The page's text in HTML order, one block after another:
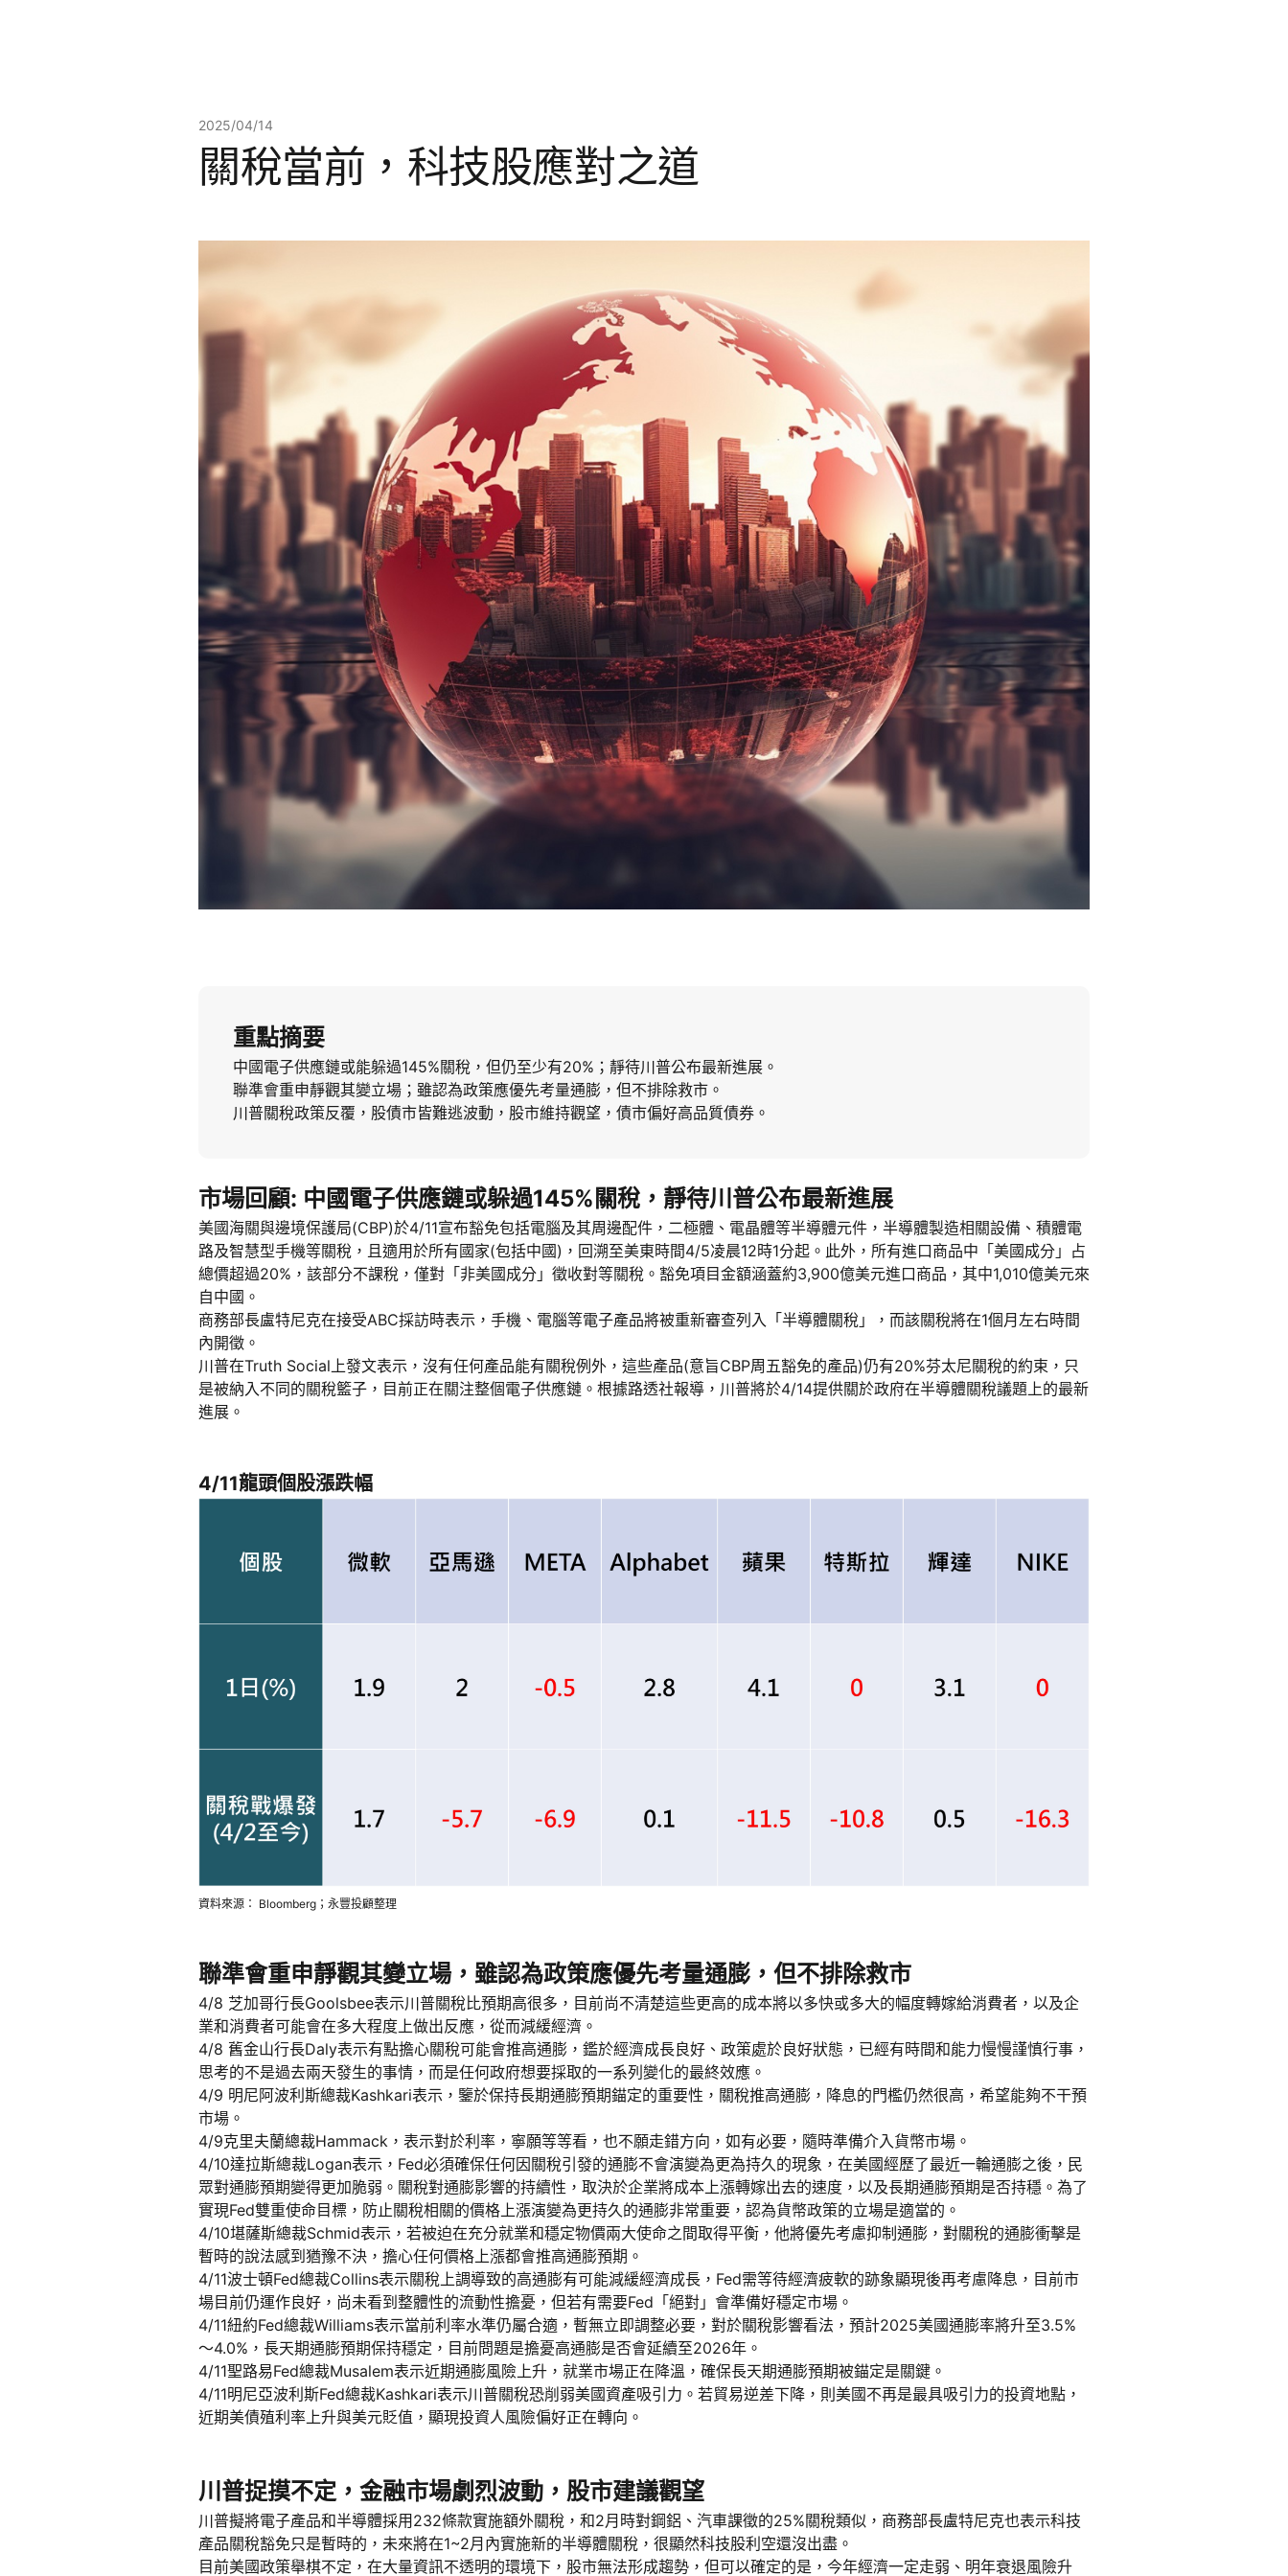
2025/04/14
關稅當前，科技股應對之道
重點摘要
中國電子供應鏈或能躲過145%關稅，但仍至少有20%；靜待川普公布最新進展。
聯準會重申靜觀其變立場；雖認為政策應優先考量通膨，但不排除救市。
川普關稅政策反覆，股債市皆難逃波動，股市維持觀望，債市偏好高品質債券。
市場回顧: 中國電子供應鏈或躲過145%關稅，靜待川普公布最新進展
美國海關與邊境保護局(CBP)於4/11宣布豁免包括電腦及其周邊配件，二極體、電晶體等半導體元件，半導體製造相關設備、積體電
路及智慧型手機等關稅，且適用於所有國家(包括中國)，回溯至美東時間4/5凌晨12時1分起。此外，所有進口商品中「美國成分」占
總價超過20%，該部分不課稅，僅對「非美國成分」徵收對等關稅。豁免項目金額涵蓋約3,900億美元進口商品，其中1,010億美元來
自中國。
商務部長盧特尼克在接受ABC採訪時表示，手機、電腦等電子產品將被重新審查列入「半導體關稅」，而該關稅將在1個月左右時間
內開徵。
川普在Truth Social上發文表示，沒有任何產品能有關稅例外，這些產品(意旨CBP周五豁免的產品)仍有20%芬太尼關稅的約束，只
是被納入不同的關稅籃子，目前正在關注整個電子供應鏈。根據路透社報導，川普將於4/14提供關於政府在半導體關稅議題上的最新
進展。
4/11龍頭個股漲跌幅
資料來源： Bloomberg；永豐投顧整理
聯準會重申靜觀其變立場，雖認為政策應優先考量通膨，但不排除救市
4/8 芝加哥行長Goolsbee表示川普關稅比預期高很多，目前尚不清楚這些更高的成本將以多快或多大的幅度轉嫁給消費者，以及企
業和消費者可能會在多大程度上做出反應，從而減緩經濟。
4/8 舊金山行長Daly表示有點擔心關稅可能會推高通膨，鑑於經濟成長良好、政策處於良好狀態，已經有時間和能力慢慢謹慎行事，
思考的不是過去兩天發生的事情，而是任何政府想要採取的一系列變化的最終效應。
4/9 明尼阿波利斯總裁Kashkari表示，鑒於保持長期通膨預期錨定的重要性，關稅推高通膨，降息的門檻仍然很高，希望能夠不干預
市場。
4/9克里夫蘭總裁Hammack，表示對於利率，寧願等等看，也不願走錯方向，如有必要，隨時準備介入貨幣市場。
4/10達拉斯總裁Logan表示，Fed必須確保任何因關稅引發的通膨不會演變為更為持久的現象，在美國經歷了最近一輪通膨之後，民
眾對通膨預期變得更加脆弱。關稅對通膨影響的持續性，取決於企業將成本上漲轉嫁出去的速度，以及長期通膨預期是否持穩。為了
實現Fed雙重使命目標，防止關稅相關的價格上漲演變為更持久的通膨非常重要，認為貨幣政策的立場是適當的。
4/10堪薩斯總裁Schmid表示，若被迫在充分就業和穩定物價兩大使命之間取得平衡，他將優先考慮抑制通膨，對關稅的通膨衝擊是
暫時的說法感到猶豫不決，擔心任何價格上漲都會推高通膨預期。
4/11波士頓Fed總裁Collins表示關稅上調導致的高通膨有可能減緩經濟成長，Fed需等待經濟疲軟的跡象顯現後再考慮降息，目前市
場目前仍運作良好，尚未看到整體性的流動性擔憂，但若有需要Fed「絕對」會準備好穩定市場。
4/11紐約Fed總裁Williams表示當前利率水準仍屬合適，暫無立即調整必要，對於關稅影響看法，預計2025美國通膨率將升至3.5%
～4.0%，長天期通膨預期保持穩定，目前問題是擔憂高通膨是否會延續至2026年。
4/11聖路易Fed總裁Musalem表示近期通膨風險上升，就業市場正在降溫，確保長天期通膨預期被錨定是關鍵。
4/11明尼亞波利斯Fed總裁Kashkari表示川普關稅恐削弱美國資產吸引力。若貿易逆差下降，則美國不再是最具吸引力的投資地點，
近期美債殖利率上升與美元貶值，顯現投資人風險偏好正在轉向。
川普捉摸不定，金融市場劇烈波動，股市建議觀望
川普擬將電子產品和半導體採用232條款實施額外關稅，和2月時對鋼鋁、汽車課徵的25%關稅類似，商務部長盧特尼克也表示科技
產品關稅豁免只是暫時的，未來將在1~2月內實施新的半導體關稅，很顯然科技股利空還沒出盡。
目前美國政策舉棋不定，在大量資訊不透明的環境下，股市無法形成趨勢，但可以確定的是，今年經濟一定走弱、明年衰退風險升